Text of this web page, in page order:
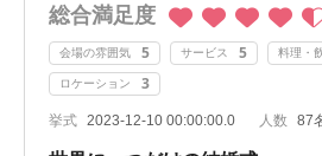
総合満足度
会場の雰囲気 5 サービス 5 料理・
ロケーション 3
挙式 2023-12-10 00:00:00.0 人数 87